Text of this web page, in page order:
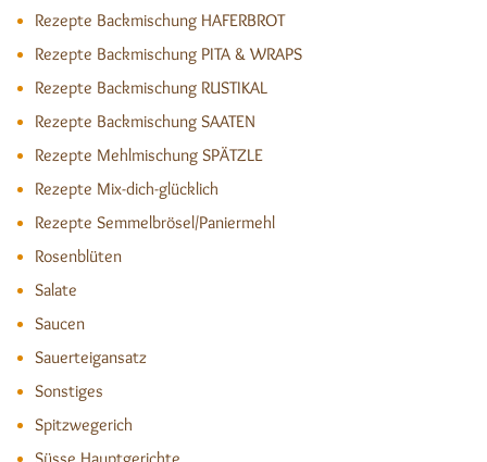
Rezepte Backmischung HAFERBROT
Rezepte Backmischung PITA & WRAPS
Rezepte Backmischung RUSTIKAL
Rezepte Backmischung SAATEN
Rezepte Mehlmischung SPÄTZLE
Rezepte Mix-dich-glücklich
Rezepte Semmelbrösel/Paniermehl
Rosenblüten
Salate
Saucen
Sauerteigansatz
Sonstiges
Spitzwegerich